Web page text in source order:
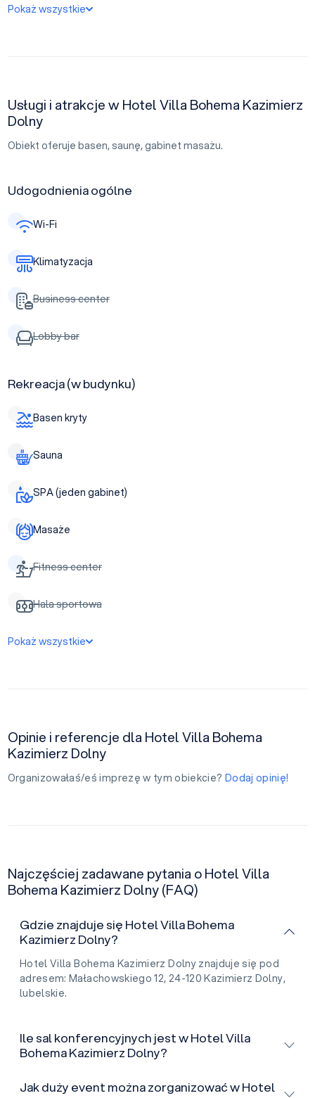
Pokaż wszystkie
Usługi i atrakcje w Hotel Villa Bohema Kazimierz
Dolny
Obiekt oferuje basen, saunę, gabinet masażu.
Udogodnienia ogólne
Wi-Fi
Klimatyzacja
Business center
Lobby bar
Rekreacja (w budynku)
Basen kryty
Sauna
SPA (jeden gabinet)
Masaże
Fitness center
Hala sportowa
Pokaż wszystkie
Opinie i referencje dla Hotel Villa Bohema
Kazimierz Dolny
Organizowałaś/eś imprezę w tym obiekcie? Dodaj opinię!
Najczęściej zadawane pytania o Hotel Villa
Bohema Kazimierz Dolny (FAQ)
Gdzie znajduje się Hotel Villa Bohema
Kazimierz Dolny?
Hotel Villa Bohema Kazimierz Dolny znajduje się pod
adresem: Małachowskiego 12, 24-120 Kazimierz Dolny,
lubelskie.
Ile sal konferencyjnych jest w Hotel Villa
Bohema Kazimierz Dolny?
Jak duży event można zorganizować w Hotel